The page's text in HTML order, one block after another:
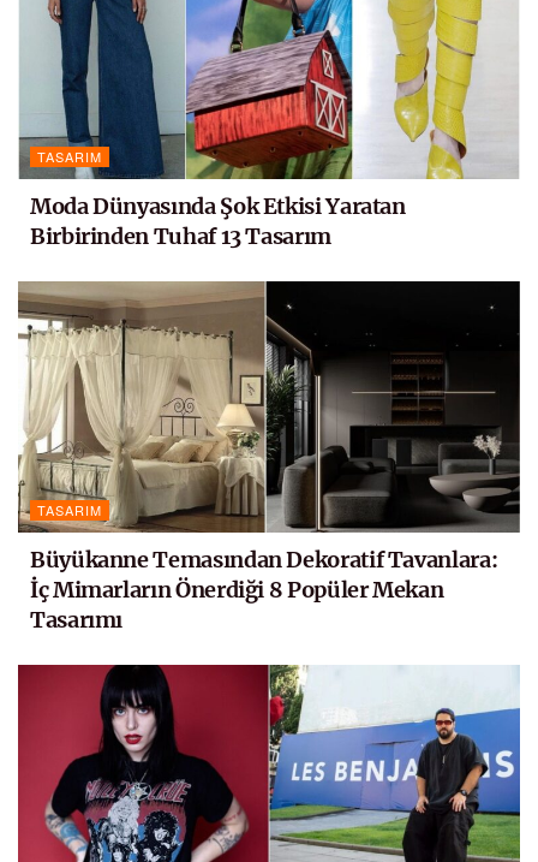
TASARIM
Moda Dünyasında Şok Etkisi Yaratan
Birbirinden Tuhaf 13 Tasarım
TASARIM
Büyükanne Temasından Dekoratif Tavanlara:
İç Mimarların Önerdiği 8 Popüler Mekan
Tasarımı